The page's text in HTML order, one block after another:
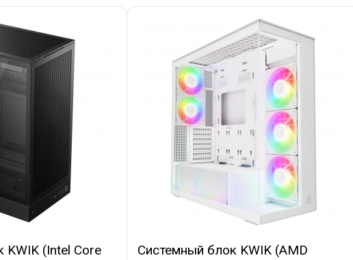
KWIK (Intel Core
Системный блок KWIK (AMD